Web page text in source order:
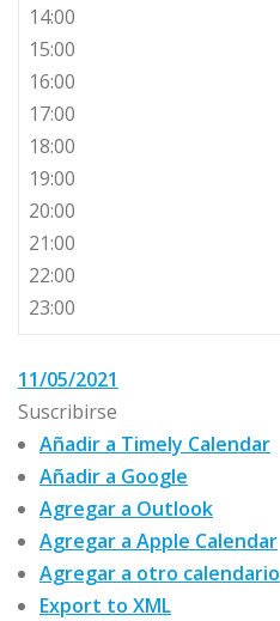
14:00
15:00
16:00
17:00
18:00
19:00
20:00
21:00
22:00
23:00
11/05/2021
Suscribirse
Añadir a Timely Calendar
Añadir a Google
Agregar a Outlook
Agregar a Apple Calendar
Agregar a otro calendario
Export to XML